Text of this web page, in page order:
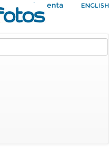
Mi Cuenta ENGLISH